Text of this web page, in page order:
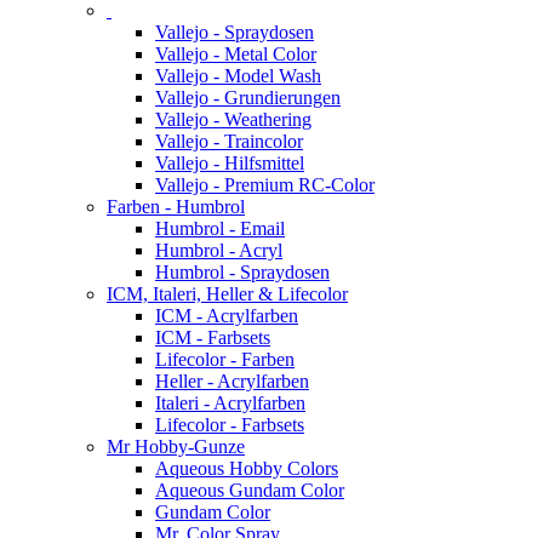
Vallejo - Spraydosen
Vallejo - Metal Color
Vallejo - Model Wash
Vallejo - Grundierungen
Vallejo - Weathering
Vallejo - Traincolor
Vallejo - Hilfsmittel
Vallejo - Premium RC-Color
Farben - Humbrol
Humbrol - Email
Humbrol - Acryl
Humbrol - Spraydosen
ICM, Italeri, Heller & Lifecolor
ICM - Acrylfarben
ICM - Farbsets
Lifecolor - Farben
Heller - Acrylfarben
Italeri - Acrylfarben
Lifecolor - Farbsets
Mr Hobby-Gunze
Aqueous Hobby Colors
Aqueous Gundam Color
Gundam Color
Mr. Color Spray